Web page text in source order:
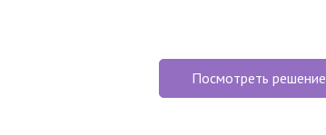
Посмотреть решение